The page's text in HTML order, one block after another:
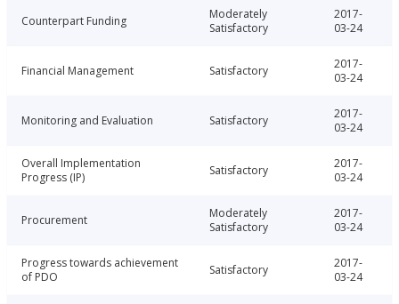
Counterpart Funding
Moderately
Satisfactory
2017-
03-24
Financial Management Satisfactory
2017-
03-24
Monitoring and Evaluation Satisfactory
2017-
03-24
Overall Implementation
Progress (IP)
Satisfactory
2017-
03-24
Procurement
Moderately
Satisfactory
2017-
03-24
Progress towards achievement
of PDO
Satisfactory
2017-
03-24